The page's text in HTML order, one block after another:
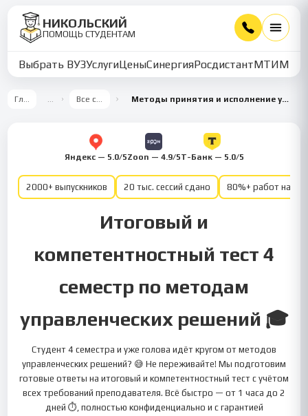
НИКОЛЬСКИЙ
ПОМОЩЬ СТУДЕНТАМ
Выбрать ВУЗУслугиЦеныСинергияРосдистантМТИММУ
Главная … Все семестры Методы принятия и исполнение управленческих решений в государственном и муниципальном управлении 4 семестр
Яндекс — 5.0/5Zoon — 4.9/5Т-Банк — 5.0/5
2000+ выпускников 20 тыс. сессий сдано 80%+ работ на
Итоговый и
компетентностный тест 4
семестр по методам
управленческих решений 🎓
Студент 4 семестра и уже голова идёт кругом от методов
управленческих решений? 😅 Не переживайте! Мы подготовим
готовые ответы на итоговый и компетентностный тест с учётом
всех требований преподавателя. Всё быстро — от 1 часа до 2
дней ⏱, полностью конфиденциально и с гарантией